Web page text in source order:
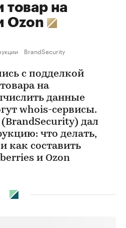
товар на
Ozon
BrandSecurity
с подделкой
на
данные
whois-сервисы.
дал
что делать,
как составить
и Ozon